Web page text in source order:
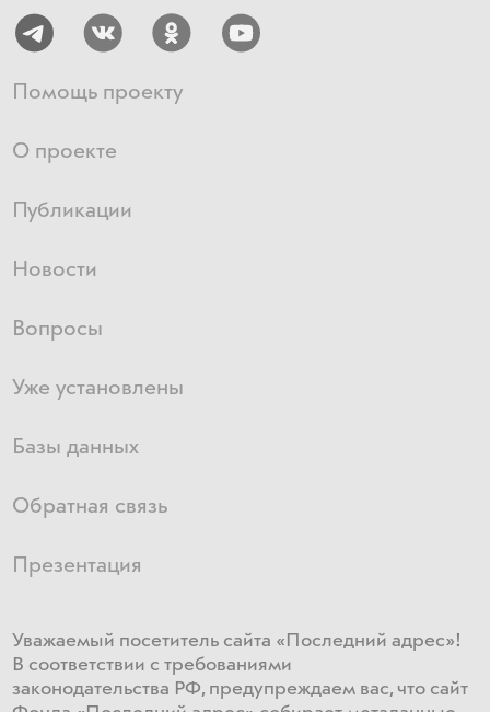
Помощь проекту
О проекте
Публикации
Новости
Вопросы
Уже установлены
Базы данных
Обратная связь
Презентация
Уважаемый посетитель сайта «Последний адрес»!
В соответствии с требованиями
законодательства РФ, предупреждаем вас, что сайт